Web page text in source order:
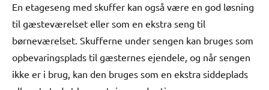
En etageseng med skuffer kan også være en god løsning
til gæsteværelset eller som en ekstra seng til
børneværelset. Skufferne under sengen kan bruges som
opbevaringsplads til gæsternes ejendele, og når sengen
ikke er i brug, kan den bruges som en ekstra siddeplads